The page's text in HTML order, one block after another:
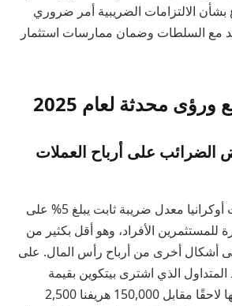
بشأن الالتزامات الضريبية أمر ضروري
مع السلطات وضمان ممارسات استثمار
محدثة لعام 2025
الضرائب على أرباح العملات
في عام 2025، قدمت أوكرانيا معدل ضريبة ثابت يبلغ 5% على
للمستثمرين الأفراد، وهو أقل بكثير من
أشكال أخرى من أرباح رأس المال. على
الذي اشترى بيتكوين بقيمة
100,000 هريفنا وباعها لاحقًا مقابل 150,000 هريفنا 2,500